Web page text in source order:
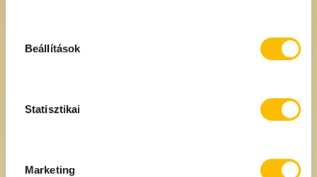
Beállítások
Statisztikai
Marketing